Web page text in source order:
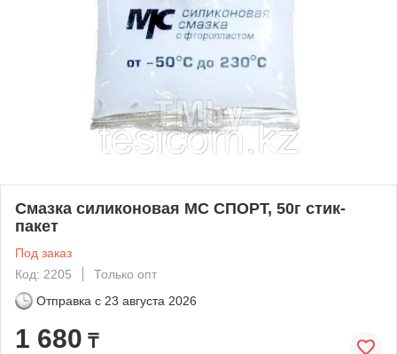
Смазка силиконовая МС СПОРТ, 50г стик-
пакет
Под заказ
Код: 2205
Только опт
Отправка с 23 августа 2026
1 680 ₸